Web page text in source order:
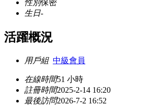
性別保密
生日-
活躍概況
用戶組 中級會員
在線時間51 小時
註冊時間2025-2-14 16:20
最後訪問2026-7-2 16:52